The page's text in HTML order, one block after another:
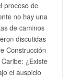
proceso de
no hay una
de caminos
discutidas
Construcción
¿Existe
el auspicio